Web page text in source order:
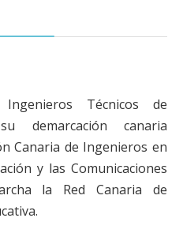
Técnicos de
demarcación canaria
Canaria de Ingenieros en
y las Comunicaciones
la Red Canaria de